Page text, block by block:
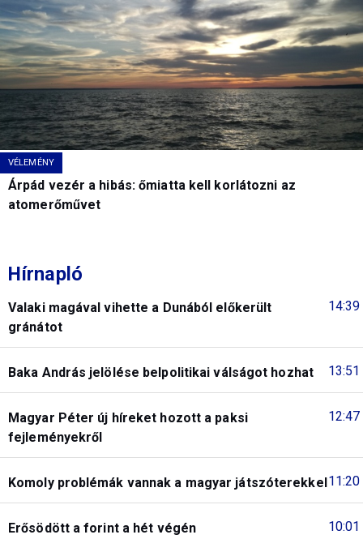
VÉLEMÉNY
Árpád vezér a hibás: őmiatta kell korlátozni az
atomerőművet
Hírnapló
14:39
Valaki magával vihette a Dunából előkerült
gránátot
13:51
Baka András jelölése belpolitikai válságot hozhat
12:47
Magyar Péter új híreket hozott a paksi
fejleményekről
11:20
Komoly problémák vannak a magyar játszóterekkel
10:01
Erősödött a forint a hét végén